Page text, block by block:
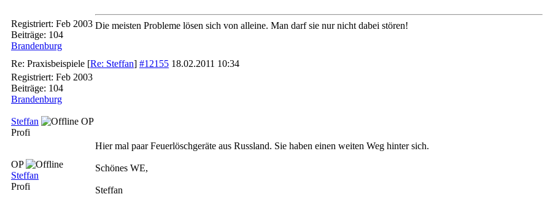
Registriert: Feb 2003
Beiträge: 104
Brandenburg
Die meisten Probleme lösen sich von alleine. Man darf sie nur nicht dabei stören!
Re: Praxisbeispiele [Re: Steffan] #12155 18.02.2011 10:34
Registriert: Feb 2003
Beiträge: 104
Brandenburg
Steffan
OP
Profi
OP
Steffan
Profi
Hier mal paar Feuerlöschgeräte aus Russland. Sie haben einen weiten Weg hinter sich.
Schönes WE,
Steffan